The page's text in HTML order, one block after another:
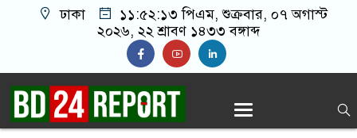
ঢাকা ১১:৫২:১৪ পিএম, শুক্রবার, ০৭ অগাস্ট ২০২৬,
২২ শ্রাবণ ১৪৩৩ বঙ্গাব্দ